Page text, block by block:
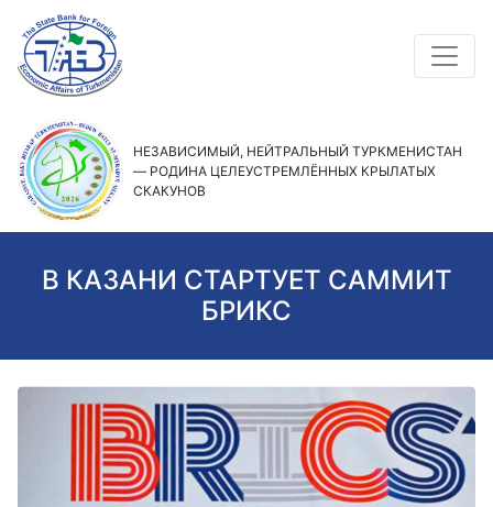
НЕЗАВИСИМЫЙ, НЕЙТРАЛЬНЫЙ ТУРКМЕНИСТАН
— РОДИНА ЦЕЛЕУСТРЕМЛЁННЫХ КРЫЛАТЫХ
СКАКУНОВ
В КАЗАНИ СТАРТУЕТ САММИТ
БРИКС